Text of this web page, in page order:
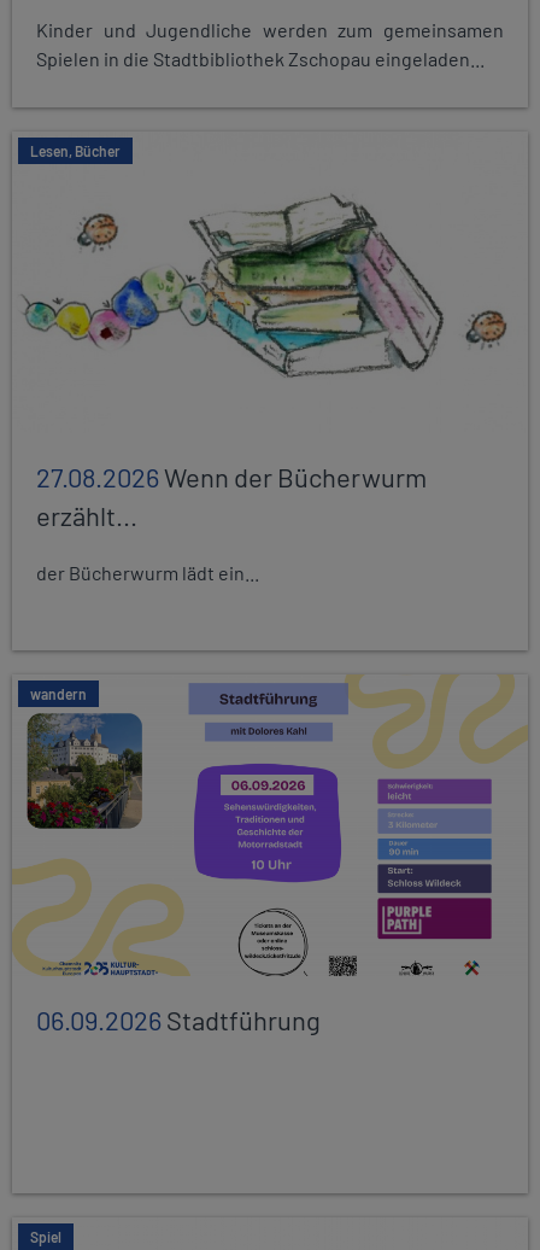
Kinder und Jugendliche werden zum gemeinsamen
Spielen in die Stadtbibliothek Zschopau eingeladen...
Lesen, Bücher
27.08.2026Wenn der Bücherwurm
erzählt...
der Bücherwurm lädt ein...
wandern
06.09.2026Stadtführung
Spiel